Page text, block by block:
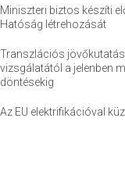
Miniszteri biztos készíti
Hatóság létrehozását
Transzlációs
vizsgálatától a jelenben
döntésekig
Az EU elektrifikációval